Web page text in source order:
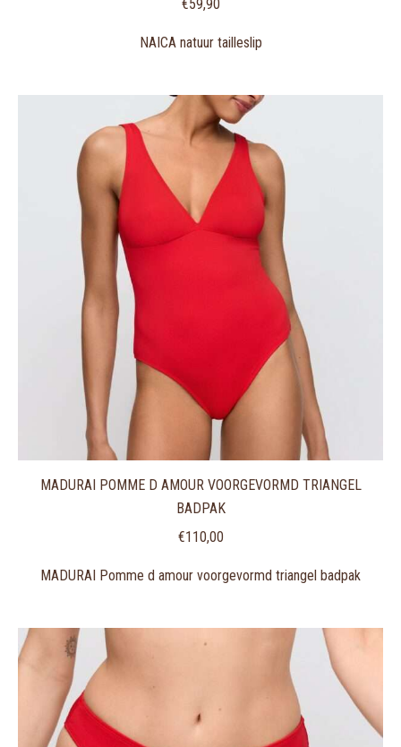
€59,90
NAICA natuur tailleslip
MADURAI POMME D AMOUR VOORGEVORMD TRIANGEL
BADPAK
€110,00
MADURAI Pomme d amour voorgevormd triangel badpak